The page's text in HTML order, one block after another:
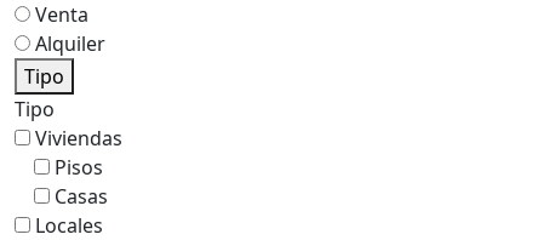
Venta
Alquiler
Tipo
Tipo
Viviendas
Pisos
Casas
Locales